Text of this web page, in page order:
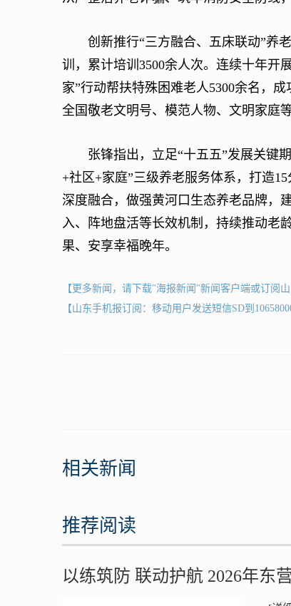
创新推行“三方融合、五床联动”养老
训，累计培训3500余人次。连续十年开
家”行动帮扶特殊困难老人5300余名，
全国敬老文明号、模范人物、文明家庭
张锋指出，立足“十五五”发展关键期
+社区+家庭”三级养老服务体系，打造
深度融合，做强黄河口生态养老品牌，
入、阵地盘活等长效机制，持续推动老
果、安享幸福晚年。
【更多新闻，请下载"海报新闻"新闻客户端或订阅山
【山东手机报订阅：移动用户发送短信SD到
相关新闻
推荐阅读
以练筑防 联动护航 2026年东